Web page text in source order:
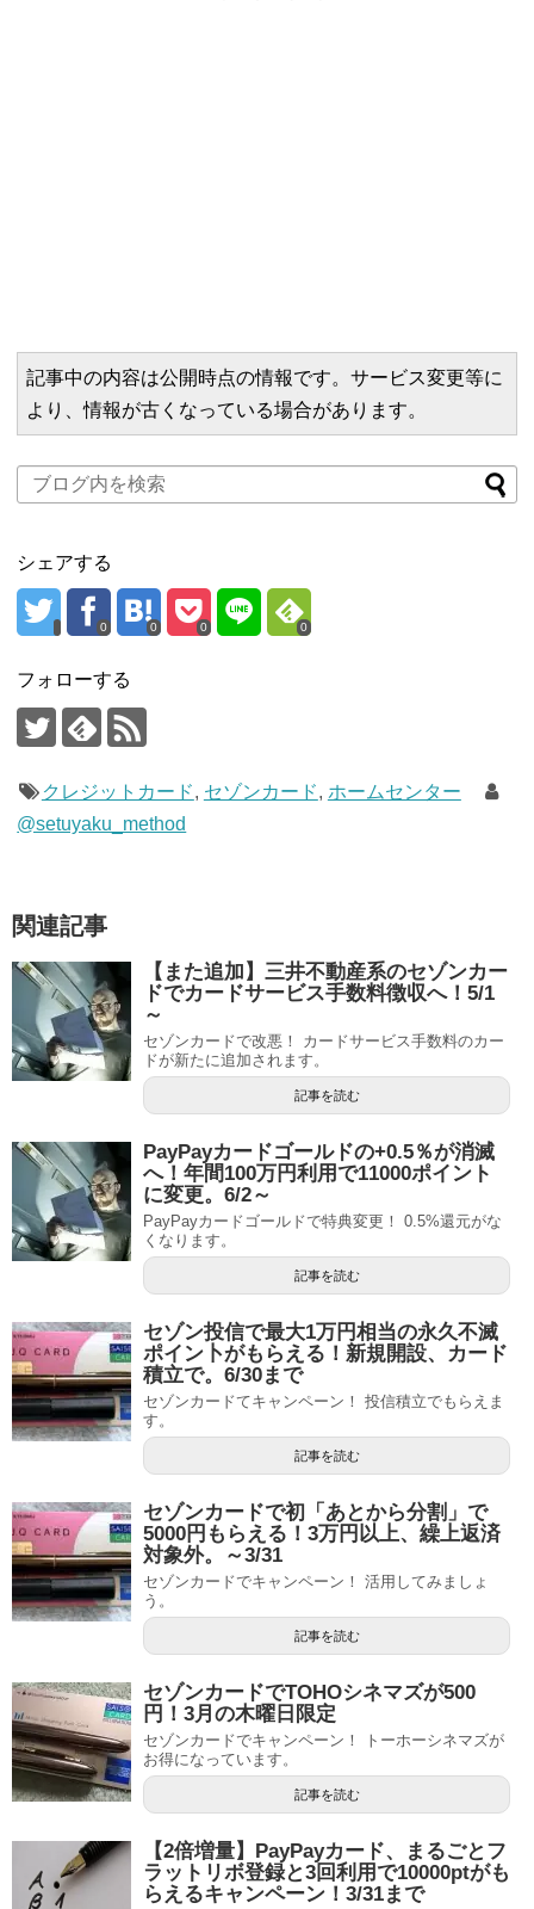
記事中の内容は公開時点の情報です。サービス変更等に
より、情報が古くなっている場合があります。
シェアする
0 0 0 0
フォローする
クレジットカード, セゾンカード, ホームセンター
@setuyaku_method
関連記事
【また追加】三井不動産系のセゾンカー
ドでカードサービス手数料徴収へ！5/1
～
セゾンカードで改悪！ カードサービス手数料のカー
ドが新たに追加されます。
記事を読む
PayPayカードゴールドの+0.5％が消滅
へ！年間100万円利用で11000ポイント
に変更。6/2～
PayPayカードゴールドで特典変更！ 0.5%還元がな
くなります。
記事を読む
セゾン投信で最大1万円相当の永久不滅
ポイン卜がもらえる！新規開設、カード
積立で。6/30まで
セゾンカードてキャンペーン！ 投信積立でもらえま
す。
記事を読む
セゾンカードで初「あとから分割」で
5000円もらえる！3万円以上、繰上返済
対象外。～3/31
セゾンカードでキャンペーン！ 活用してみましょ
う。
記事を読む
セゾンカードでTOHOシネマズが500
円！3月の木曜日限定
セゾンカードでキャンペーン！ トーホーシネマズが
お得になっています。
記事を読む
【2倍増量】PayPayカード、まるごとフ
ラットリボ登録と3回利用で10000ptがも
らえるキャンペーン！3/31まで